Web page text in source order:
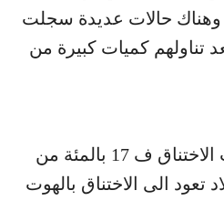
حالات عديدة سجلت
كميات كبيرة من
من الأطعمة التي تسبب الاختناق ف 17 بالمئة من
تعود الى الاختناق بالهوت